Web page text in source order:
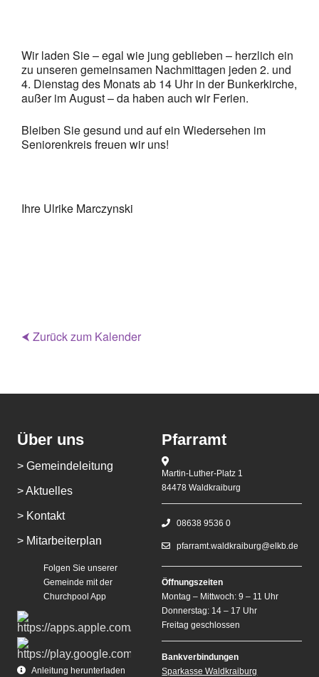
Wir laden Sie – egal wie jung geblieben – herzlich ein
zu unseren gemeinsamen Nachmittagen jeden 2. und
4. Dienstag des Monats ab 14 Uhr in der Bunkerkirche,
außer im August – da haben auch wir Ferien.
Bleiben Sie gesund und auf ein Wiedersehen im
Seniorenkreis freuen wir uns!
Ihre Ulrike Marczynski
⮜ Zurück zum Kalender
Über uns
> Gemeindeleitung
> Aktuelles
> Kontakt
> Mitarbeiterplan
Folgen Sie unserer
Gemeinde mit der
Churchpool App
Anleitung herunterladen
Pfarramt
Martin-Luther-Platz 1
84478 Waldkraiburg
08638 9536 0
pfarramt.waldkraiburg@elkb.de
Öffnungszeiten
Montag – Mittwoch: 9 – 11 Uhr
Donnerstag: 14 – 17 Uhr
Freitag geschlossen
Bankverbindungen
Sparkasse Waldkraiburg